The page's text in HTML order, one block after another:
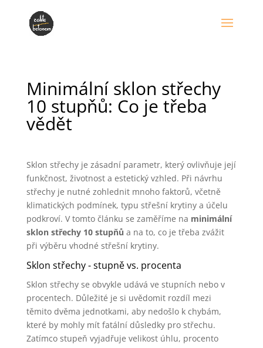
Minimální sklon střechy
10 stupňů: Co je třeba
vědět
Sklon střechy je zásadní parametr, který ovlivňuje její
funkčnost, životnost a estetický vzhled. Při návrhu
střechy je nutné zohlednit mnoho faktorů, včetně
klimatických podmínek, typu střešní krytiny a účelu
podkroví. V tomto článku se zaměříme na minimální
sklon střechy 10 stupňů a na to, co je třeba zvážit
při výběru vhodné střešní krytiny.
Sklon střechy - stupně vs. procenta
Sklon střechy se obvykle udává ve stupních nebo v
procentech. Důležité je si uvědomit rozdíl mezi
těmito dvěma jednotkami, aby nedošlo k chybám,
které by mohly mít fatální důsledky pro střechu.
Zatímco stupeň vyjadřuje velikost úhlu, procento